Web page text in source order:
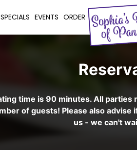
SPECIALS EVENTS ORDER